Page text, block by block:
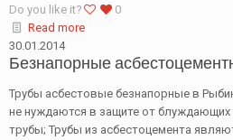
Do you like it?
0
Read more
30.01.2014
Безнапорные
Трубы асбестовые безнапорные в
не нуждаются в защите от блуждающих
трубы; Трубы из асбестоцемента